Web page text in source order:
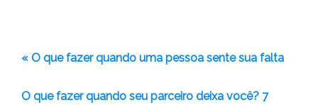
« O que fazer quando uma pessoa sente sua falta
O que fazer quando seu parceiro deixa você? 7